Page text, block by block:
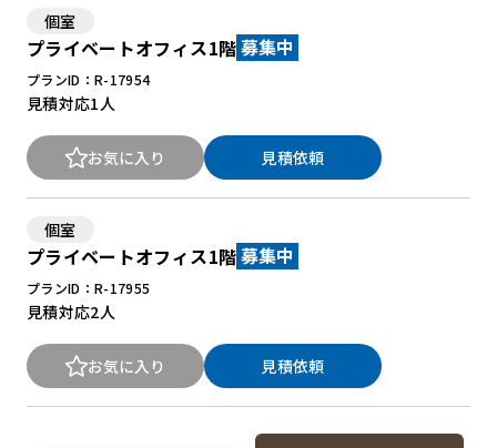
個室
プライベートオフィス1階 募集中
プランID：R-17954
見積対応1人
お気に入り 見積依頼
個室
プライベートオフィス1階 募集中
プランID：R-17955
見積対応2人
お気に入り 見積依頼